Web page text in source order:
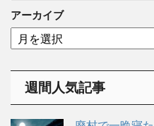
ゴ
リ
ー
アーカイブ
ア
ー
週間人気記事